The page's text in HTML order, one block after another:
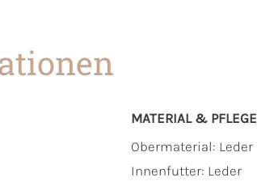
MATERIAL & PFLEGE
Obermaterial: Leder
Innenfutter: Leder